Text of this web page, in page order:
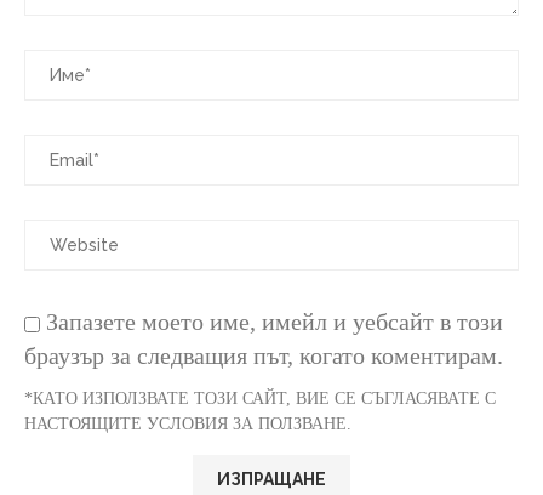
Запазете моето име, имейл и уебсайт в този
браузър за следващия път, когато коментирам.
*КАТО ИЗПОЛЗВАТЕ ТОЗИ САЙТ, ВИЕ СЕ СЪГЛАСЯВАТЕ С
НАСТОЯЩИТЕ УСЛОВИЯ ЗА ПОЛЗВАНЕ.